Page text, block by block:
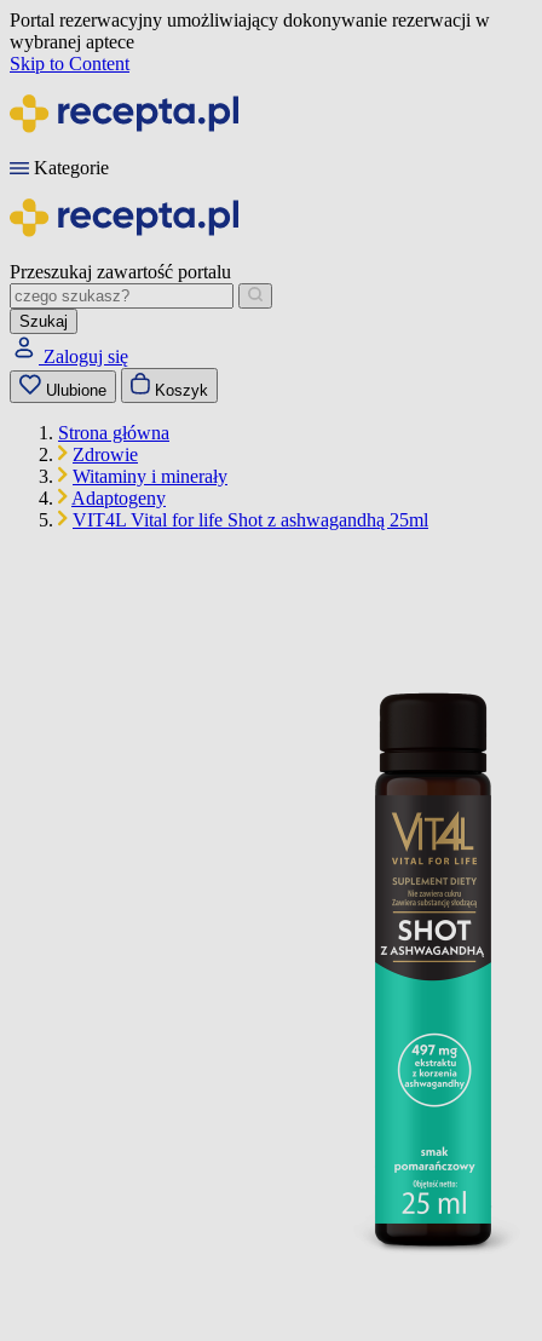
Portal rezerwacyjny umożliwiający dokonywanie rezerwacji w
wybranej aptece
Skip to Content
Kategorie
Przeszukaj zawartość portalu
Szukaj
Zaloguj się
Ulubione Koszyk
Strona główna
Zdrowie
Witaminy i minerały
Adaptogeny
VIT4L Vital for life Shot z ashwagandhą 25ml